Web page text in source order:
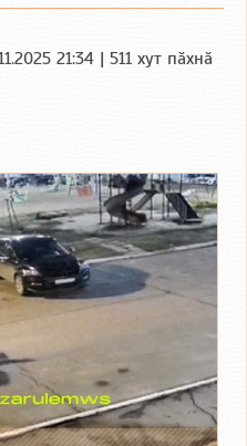
21:34 | 511 хут пӑхнӑ